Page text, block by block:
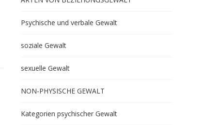
Psychische und verbale Gewalt
soziale Gewalt
sexuelle Gewalt
NON-PHYSISCHE GEWALT
Kategorien psychischer Gewalt